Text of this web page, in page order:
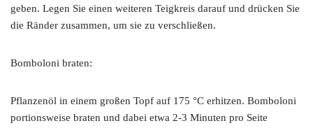
geben. Legen Sie einen weiteren Teigkreis darauf und drücken Sie
die Ränder zusammen, um sie zu verschließen.
Bomboloni braten:
Pflanzenöl in einem großen Topf auf 175 °C erhitzen. Bomboloni
portionsweise braten und dabei etwa 2-3 Minuten pro Seite